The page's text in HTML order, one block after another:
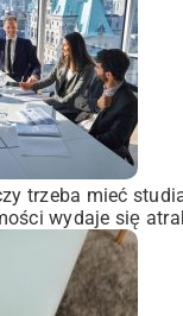
trzeba mieć
wydaje się